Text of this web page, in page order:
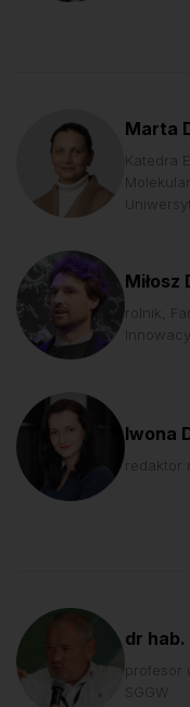
Marta
Katedra
Miłosz
rolnik,
Iwona
redaktor
dr hab.
profesor
SGGW